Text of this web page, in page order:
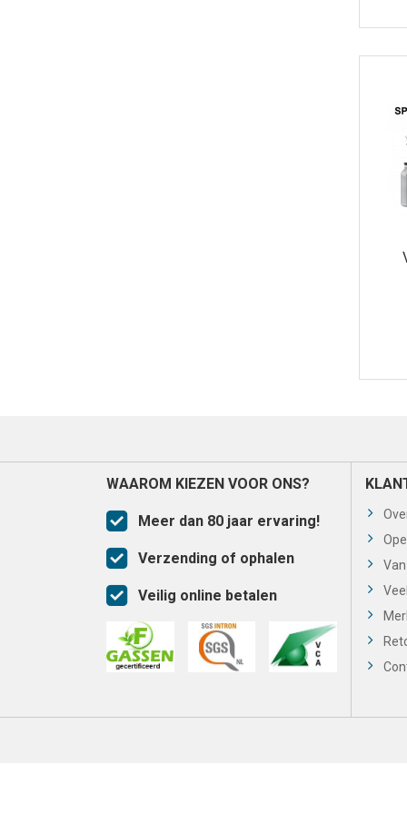
WAAROM KIEZEN VOOR ONS?
Meer dan 80 jaar ervaring!
Verzending of ophalen
Veilig online betalen